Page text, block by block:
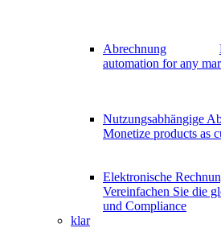
Abrechnung
automation for any
Nutzungsabhängige
Monetize products as
Elektronische
Vereinfachen Sie die
und Compliance
klar